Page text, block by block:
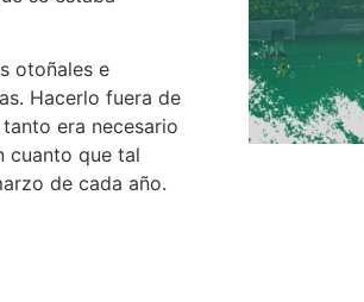
otoñales e
Hacerlo fuera de
era necesario
cuanto que tal
de cada año.